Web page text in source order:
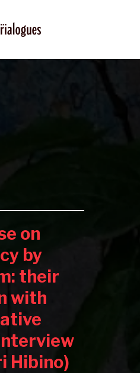
on
by
their
with
Hibino)